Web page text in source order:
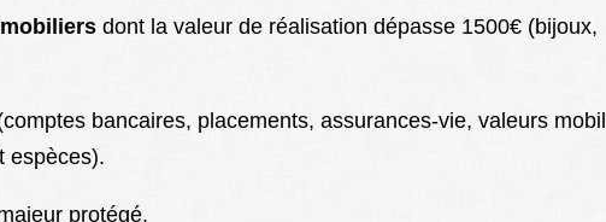
dont la valeur de réalisation dépasse 1500€ (bijoux,
bancaires, placements, assurances-vie, valeurs
espèces).
protégé.